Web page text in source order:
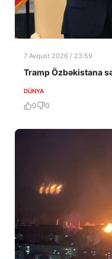
7 Avqust 2026 / 23:59
Tramp Özbəkistana
DÜNYA
0 0